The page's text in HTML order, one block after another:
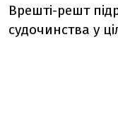
Врешті-решт
судочинства у